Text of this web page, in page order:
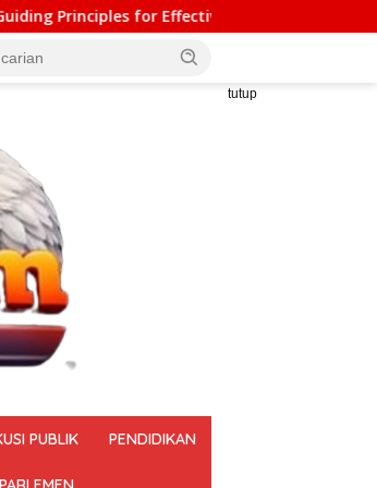
Social Forestry Legal Framework (AGP)
tutup
PUBLIK PENDIDIKAN